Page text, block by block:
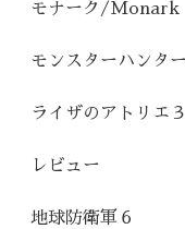
モナーク/Monark
モンスターハンタ
ライザのアトリエ３
レビュー
地球防衛軍６